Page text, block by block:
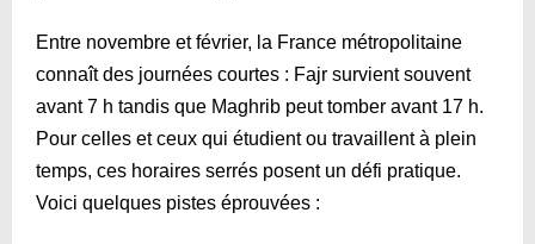
Entre novembre et février, la France métropolitaine
connaît des journées courtes : Fajr survient souvent
avant 7 h tandis que Maghrib peut tomber avant 17 h.
Pour celles et ceux qui étudient ou travaillent à plein
temps, ces horaires serrés posent un défi pratique.
Voici quelques pistes éprouvées :